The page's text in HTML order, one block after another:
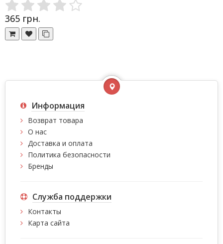
365 грн.
Информация
Возврат товара
О нас
Доставка и оплата
Политика безопасности
Бренды
Служба поддержки
Контакты
Карта сайта